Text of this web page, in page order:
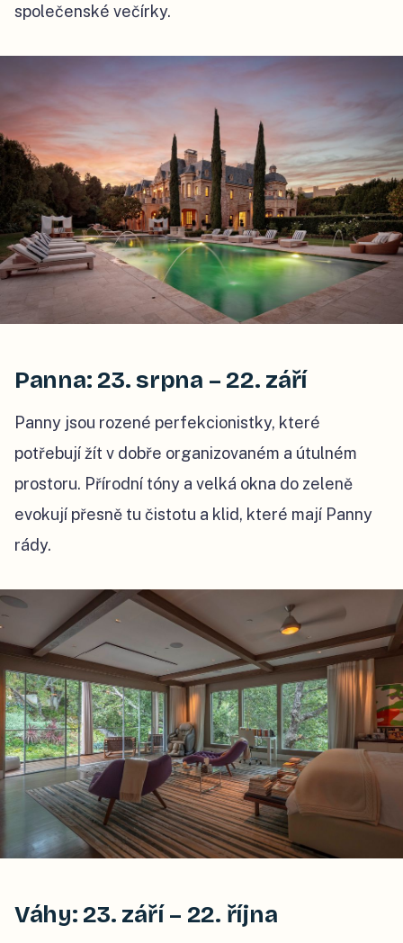
společenské večírky.
Panna: 23. srpna – 22. září
Panny jsou rozené perfekcionistky, které
potřebují žít v dobře organizovaném a útulném
prostoru. Přírodní tóny a velká okna do zeleně
evokují přesně tu čistotu a klid, které mají Panny
rády.
Váhy: 23. září – 22. října